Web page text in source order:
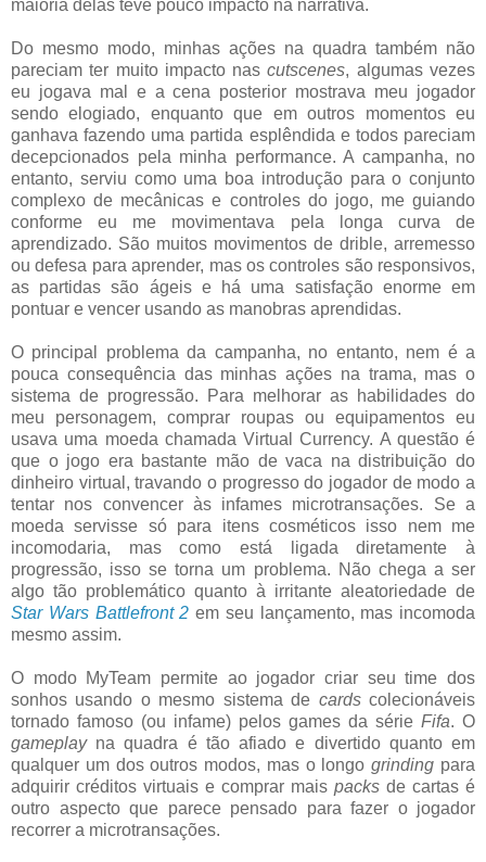
maioria delas teve pouco impacto na narrativa.
Do mesmo modo, minhas ações na quadra também não
pareciam ter muito impacto nascutscenes, algumas vezes
eu jogava mal e a cena posterior mostrava meu jogador
sendo elogiado, enquanto que em outros momentos eu
ganhava fazendo uma partida esplêndida e todos pareciam
decepcionados pela minha performance. A campanha, no
entanto, serviu como uma boa introdução para o conjunto
complexo de mecânicas e controles do jogo, me guiando
conforme eu me movimentava pela longa curva de
aprendizado. São muitos movimentos de drible, arremesso
ou defesa para aprender, mas os controles são responsivos,
as partidas são ágeis e há uma satisfação enorme em
pontuar e vencer usando as manobras aprendidas.
O principal problema da campanha, no entanto, nem é a
pouca consequência das minhas ações na trama, mas o
sistema de progressão. Para melhorar as habilidades do
meu personagem, comprar roupas ou equipamentos eu
usava uma moeda chamada Virtual Currency. A questão é
que o jogo era bastante mão de vaca na distribuição do
dinheiro virtual, travando o progresso do jogador de modo a
tentar nos convencer às infames microtransações. Se a
moeda servisse só para itens cosméticos isso nem me
incomodaria, mas como está ligada diretamente à
progressão, isso se torna um problema. Não chega a ser
algo tão problemático quanto à irritante aleatoriedade de
Star Wars Battlefront 2 em seu lançamento, mas incomoda
mesmo assim.
O modo MyTeam permite ao jogador criar seu time dos
sonhos usando o mesmo sistema de cardscolecionáveis
tornado famoso (ou infame) pelos games da série Fifa. O
gameplay na quadra é tão afiado e divertido quanto em
qualquer um dos outros modos, mas o longogrinding para
adquirir créditos virtuais e comprar mais packs de cartas é
outro aspecto que parece pensado para fazer o jogador
recorrer a microtransações.